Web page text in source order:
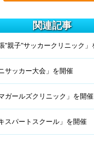
関連記事
"親子"サッカークリニック」
サッカー大会」を開催
ガールズクリニック」を開催
スパートスクール」を開催